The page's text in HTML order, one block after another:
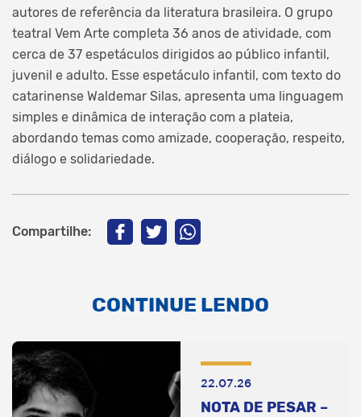
autores de referência da literatura brasileira. O grupo
teatral Vem Arte completa 36 anos de atividade, com
cerca de 37 espetáculos dirigidos ao público infantil,
juvenil e adulto. Esse espetáculo infantil, com texto do
catarinense Waldemar Silas, apresenta uma linguagem
simples e dinâmica de interação com a plateia,
abordando temas como amizade, cooperação, respeito,
diálogo e solidariedade.
Compartilhe:
CONTINUE LENDO
22.07.26
NOTA DE PESAR –